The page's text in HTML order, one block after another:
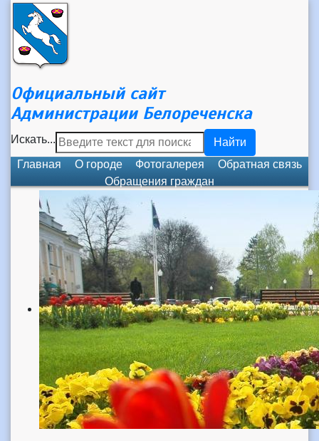
Официальный сайт
Администрации Белореченска
Искать...
Найти
Главная
О городе Фотогалерея
Обратная связь
Обращения граждан